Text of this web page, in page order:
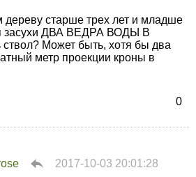
0
дереву старше трех лет и младше
засухи ДВА ВЕДРА ВОДЫ В
Может быть, хотя бы два
метр проекции кроны в
2017-10-03 20:01:28